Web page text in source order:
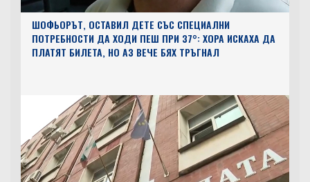
ПОТРЕБНОСТИ ДА ХОДИ ПЕШ ПРИ 37°: ХОРА ИСКАХА ДА
ПЛАТЯТ БИЛЕТА, НО АЗ ВЕЧЕ БЯХ ТРЪГНАЛ